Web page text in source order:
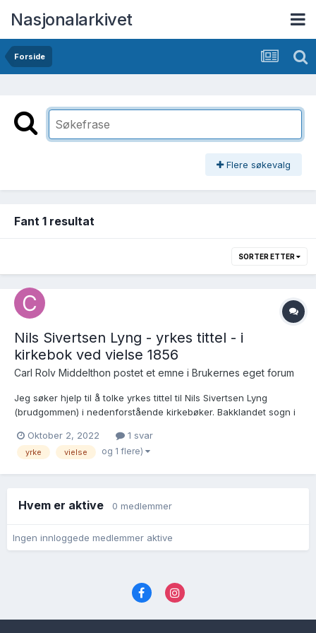
Nasjonalarkivet
Forside
Flere søkevalg
Fant 1 resultat
SORTER ETTER
Nils Sivertsen Lyng - yrkes tittel - i
kirkebok ved vielse 1856
Carl Rolv Middelthon postet et emne i Brukernes eget forum
Jeg søker hjelp til å tolke yrkes tittel til Nils Sivertsen Lyng
(brudgommen) i nedenforstående kirkebøker. Bakklandet sogn i
125, linje 2, og Klokkerbok nr 604C02, viede, 1851-1869, s. 262-
263, linje 2. Håper på...
Oktober 2, 2022 1 svar
yrke vielse og 1 flere)
Hvem er aktive 0 medlemmer
Ingen innloggede medlemmer aktive